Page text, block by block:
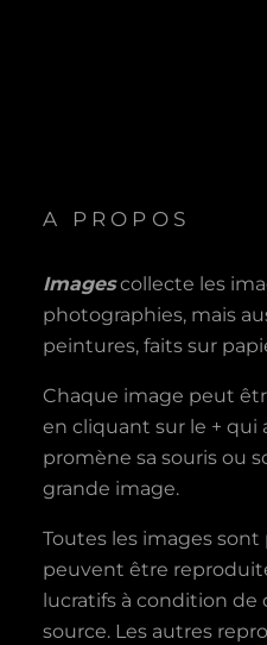
A PROPOS
Imagescollecte les
photographies, mais
peintures, faits sur
Chaque image peut
en cliquant sur le + qui
promène sa souris ou
grande image.
Toutes les images sont
peuvent être
lucratifs à condition de
source. Les autres